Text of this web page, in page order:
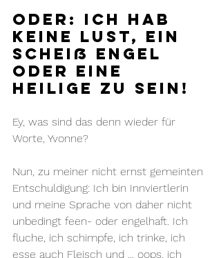
oder: Ich hab
keine Lust, ein
scheiß Engel
oder eine
Heilige zu sein!
Ey, was sind das denn wieder für
Worte, Yvonne?
Nun, zu meiner nicht ernst gemeinten
Entschuldigung: Ich bin Innviertlerin
und meine Sprache von daher nicht
unbedingt feen- oder engelhaft. Ich
fluche, ich schimpfe, ich trinke, ich
esse auch Fleisch und ... oops, ich